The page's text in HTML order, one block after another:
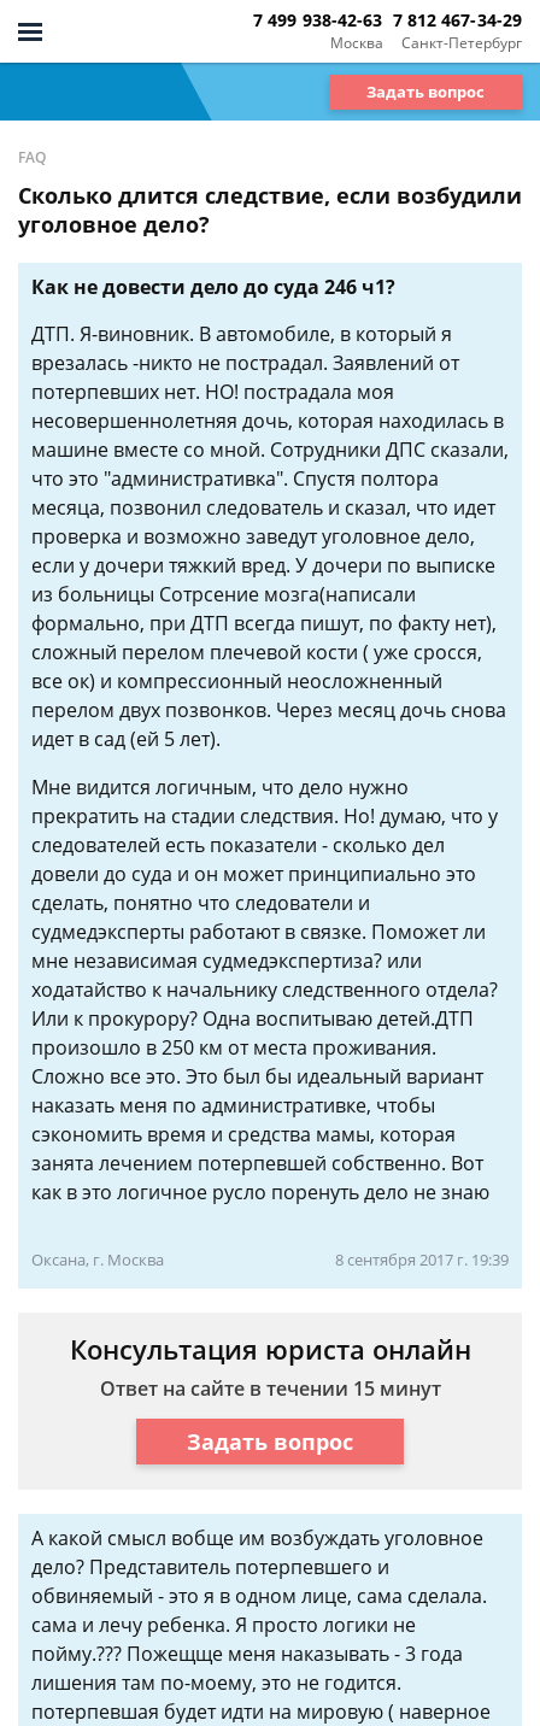
Москва
7 499 938-42-63
Санкт-Петербург
7 812 467-34-29
Задать вопрос
FAQ
Сколько длится следствие, если возбудили
уголовное дело?
Как не довести дело до суда 246 ч1?
ДТП. Я-виновник. В автомобиле, в который я
врезалась -никто не пострадал. Заявлений от
потерпевших нет. НО! пострадала моя
несовершеннолетняя дочь, которая находилась в
машине вместе со мной. Сотрудники ДПС сказали,
что это "административка". Спустя полтора
месяца, позвонил следователь и сказал, что идет
проверка и возможно заведут уголовное дело,
если у дочери тяжкий вред. У дочери по выписке
из больницы Сотрсение мозга(написали
формально, при ДТП всегда пишут, по факту нет),
сложный перелом плечевой кости ( уже сросся,
все ок) и компрессионный неосложненный
перелом двух позвонков. Через месяц дочь снова
идет в сад (ей 5 лет).
Мне видится логичным, что дело нужно
прекратить на стадии следствия. Но! думаю, что у
следователей есть показатели - сколько дел
довели до суда и он может принципиально это
сделать, понятно что следователи и
судмедэксперты работают в связке. Поможет ли
мне независимая судмедэкспертиза? или
ходатайство к начальнику следственного отдела?
Или к прокурору? Одна воспитываю детей.ДТП
произошло в 250 км от места проживания.
Сложно все это. Это был бы идеальный вариант
наказать меня по административке, чтобы
сэкономить время и средства мамы, которая
занята лечением потерпевшей собственно. Вот
как в это логичное русло поренуть дело не знаю
Оксана, г. Москва 8 сентября 2017 г. 19:39
Консультация юриста онлайн
Ответ на сайте в течении 15 минут
Задать вопрос
А какой смысл вобще им возбуждать уголовное
дело? Представитель потерпевшего и
обвиняемый - это я в одном лице, сама сделала.
сама и лечу ребенка. Я просто логики не
пойму.??? Пожещще меня наказывать - 3 года
лишения там по-моему, это не годится.
потерпевшая будет идти на мировую ( наверное